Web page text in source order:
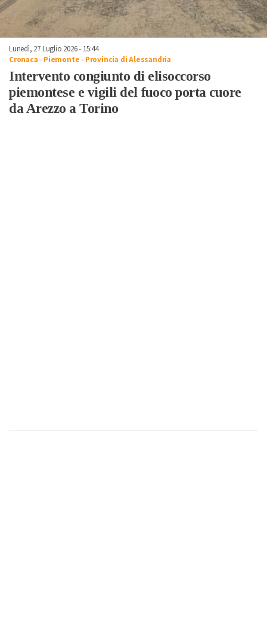
Lunedì, 27 Luglio 2026 - 15:44
Cronaca- Piemonte- Provincia di Alessandria
Intervento congiunto di elisoccorso
piemontese e vigili del fuoco porta cuore
da Arezzo a Torino